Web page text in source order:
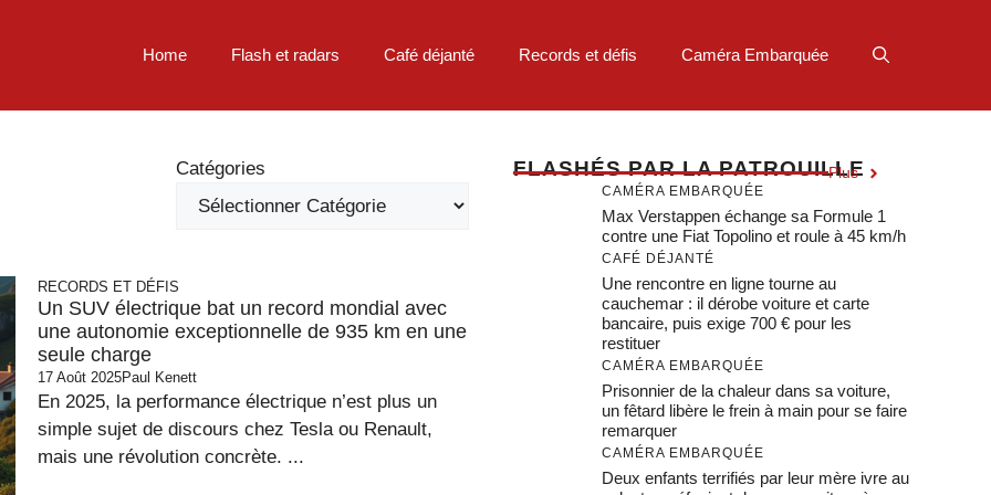
Home Flash et radars Café déjanté Records et défis Caméra Embarquée
Catégories
RECORDS ET DÉFIS
Un SUV électrique bat un record mondial avec
une autonomie exceptionnelle de 935 km en une
seule charge
17 Août 2025Paul Kenett
En 2025, la performance électrique n’est plus un
simple sujet de discours chez Tesla ou Renault,
mais une révolution concrète. ...
FLASHÉS PAR LA PATROUILLE
Plus
CAMÉRA EMBARQUÉE
Max Verstappen échange sa Formule 1
contre une Fiat Topolino et roule à 45 km/h
CAFÉ DÉJANTÉ
Une rencontre en ligne tourne au
cauchemar : il dérobe voiture et carte
bancaire, puis exige 700 € pour les
restituer
CAMÉRA EMBARQUÉE
Prisonnier de la chaleur dans sa voiture,
un fêtard libère le frein à main pour se faire
remarquer
CAMÉRA EMBARQUÉE
Deux enfants terrifiés par leur mère ivre au